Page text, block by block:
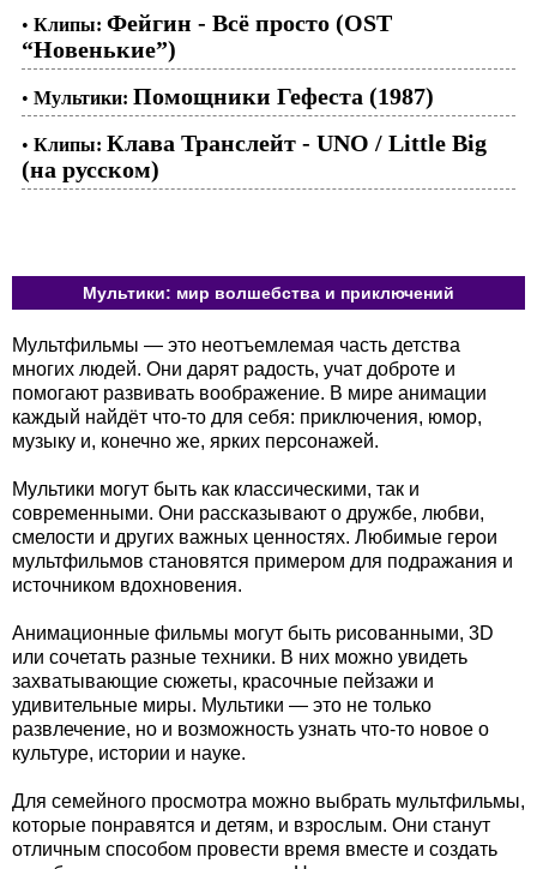
• Клипы: Фейгин - Всё просто (OST
“Новенькие”)
• Мультики: Помощники Гефеста (1987)
• Клипы: Клава Транслейт - UNO / Little Big
(на русском)
Мультики: мир волшебства и приключений
Мультфильмы — это неотъемлемая часть детства
многих людей. Они дарят радость, учат доброте и
помогают развивать воображение. В мире анимации
каждый найдёт что-то для себя: приключения, юмор,
музыку и, конечно же, ярких персонажей.
Мультики могут быть как классическими, так и
современными. Они рассказывают о дружбе, любви,
смелости и других важных ценностях. Любимые герои
мультфильмов становятся примером для подражания и
источником вдохновения.
Анимационные фильмы могут быть рисованными, 3D
или сочетать разные техники. В них можно увидеть
захватывающие сюжеты, красочные пейзажи и
удивительные миры. Мультики — это не только
развлечение, но и возможность узнать что-то новое о
культуре, истории и науке.
Для семейного просмотра можно выбрать мультфильмы,
которые понравятся и детям, и взрослым. Они станут
отличным способом провести время вместе и создать